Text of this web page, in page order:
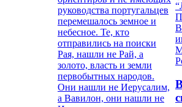
руководства португальцев
перемешалось земное и
небесное. Те, кто
отправились на поиски
Рая, нашли не Рай, а
золото, власть и земли
первобытных народов.
Они нашли не Иерусалим,
а Вавилон, они нашли не